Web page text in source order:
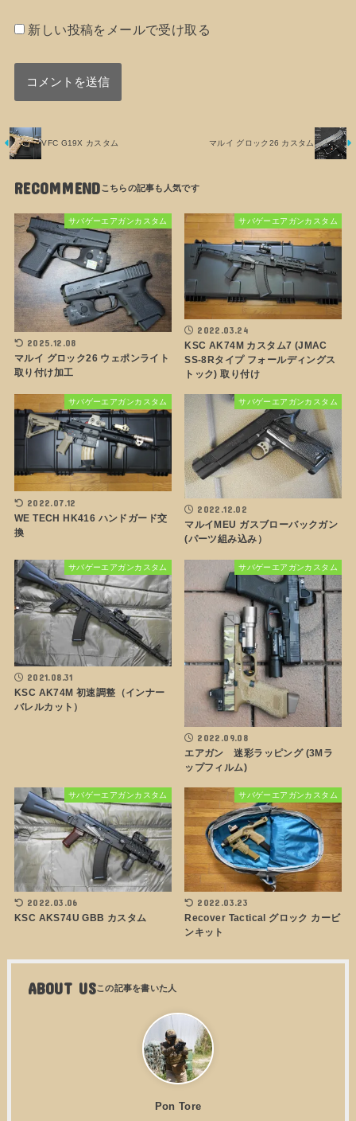
新しい投稿をメールで受け取る
VFC G19X カスタム マルイ グロック26 カスタム
RECOMMEND
サバゲーエアガンカスタム
2025.12.08
マルイ グロック26 ウェポンライト
取り付け加工
サバゲーエアガンカスタム
2022.03.24
KSC AK74M カスタム7 (JMAC
SS-8Rタイプ フォールディングス
トック) 取り付け
サバゲーエアガンカスタム
2022.07.12
WE TECH HK416 ハンドガード交
換
サバゲーエアガンカスタム
2022.12.02
マルイMEU ガスブローバックガン
(パーツ組み込み）
サバゲーエアガンカスタム
2021.08.31
KSC AK74M 初速調整（インナー
バレルカット）
サバゲーエアガンカスタム
2022.09.08
エアガン 迷彩ラッピング (3Mラ
ップフィルム)
サバゲーエアガンカスタム
2022.03.06
KSC AKS74U GBB カスタム
サバゲーエアガンカスタム
2022.03.23
Recover Tactical グロック カービ
ンキット
ABOUT US
Pon Tore